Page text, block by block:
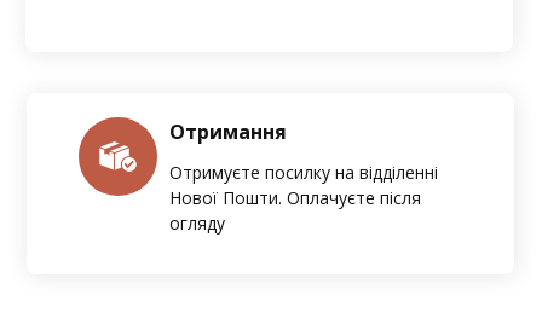
Отримання
Отримуєте посилку на відділенні
Нової Пошти. Оплачуєте після
огляду